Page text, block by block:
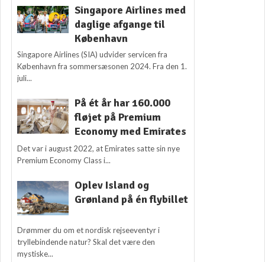
Singapore Airlines med
daglige afgange til
København
Singapore Airlines (SIA) udvider servicen fra
København fra sommersæsonen 2024. Fra den 1.
juli...
På ét år har 160.000
fløjet på Premium
Economy med Emirates
Det var i august 2022, at Emirates satte sin nye
Premium Economy Class i...
Oplev Island og
Grønland på én flybillet
Drømmer du om et nordisk rejseeventyr i
tryllebindende natur? Skal det være den
mystiske...